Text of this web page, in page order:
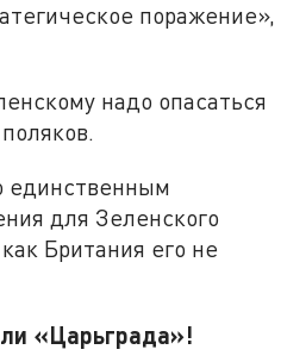
поражение»,
надо опасаться
единственным
для Зеленского
Британия его не
«Царьграда»!